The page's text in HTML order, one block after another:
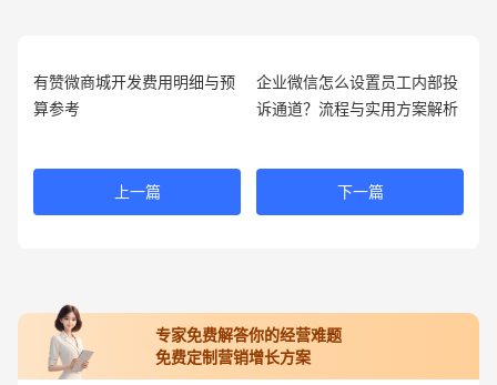
有赞微商城开发费用明细与预
算参考
上一篇
企业微信怎么设置员工内部投
诉通道？流程与实用方案解析
下一篇
专家免费解答你的经营难题
免费定制营销增长方案